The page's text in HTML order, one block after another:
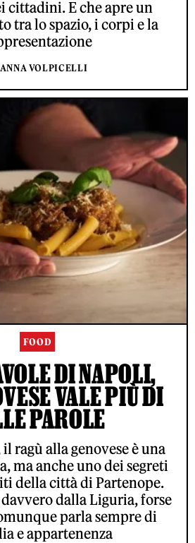
cittadini. E che apre un
tra lo spazio, i corpi e la
VOLPICELLI
FOOD
DI NAPOLI,
VALE PIÙ DI
PAROLE
ragù alla genovese è una
ma anche uno dei segreti
della città di Partenope.
dalla Liguria, forse
parla sempre di
e appartenenza